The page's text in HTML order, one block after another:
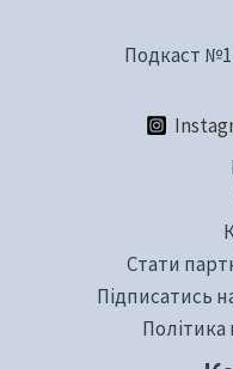
Подкаст №1
Стати
Підписатись
Політика